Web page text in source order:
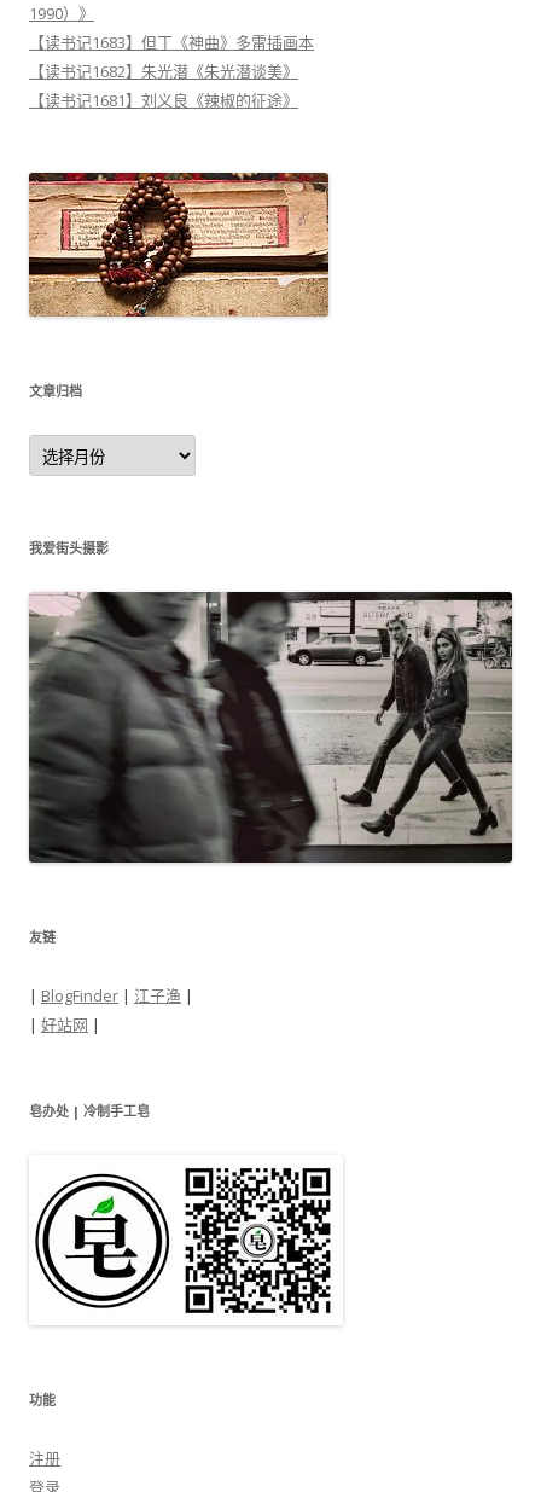
1990）》
【读书记1683】但丁《神曲》多雷插画本
【读书记1682】朱光潜《朱光潜谈美》
【读书记1681】刘义良《辣椒的征途》
文章归档
文
章
归
我爱街头摄影
友链
| BlogFinder | 江子渔 |
| 好站网 |
皂办处 | 冷制手工皂
功能
注册
登录